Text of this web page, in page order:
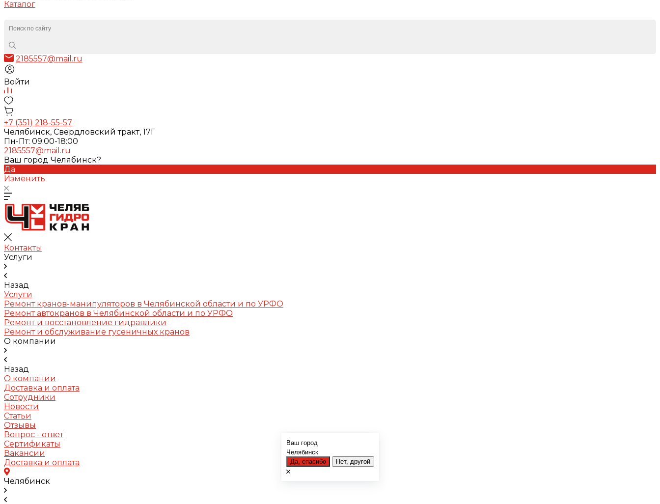
Каталог
2185557@mail.ru
Войти
+7 (351) 218-55-57
Челябинск, Свердловский тракт, 17Г
Пн-Пт: 09:00-18:00
2185557@mail.ru
Ваш город Челябинск?
Да
Изменить
Контакты
Услуги
Назад
Услуги
Ремонт кранов-манипуляторов в Челябинской области и по УРФО
Ремонт автокранов в Челябинской области и по УРФО
Ремонт и восстановление гидравлики
Ремонт и обслуживание гусеничных кранов
О компании
Назад
О компании
Доставка и оплата
Сотрудники
Новости
Статьи
Отзывы
Вопрос - ответ
Сертификаты
Вакансии
Доставка и оплата
Челябинск
Ваш город
Челябинск
Да, спасибо Нет, другой